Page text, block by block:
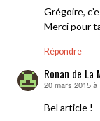
Grégoire,
Merci pour
Répondre
Ronan de La
dit :
20 mars 2015 à
Bel article !